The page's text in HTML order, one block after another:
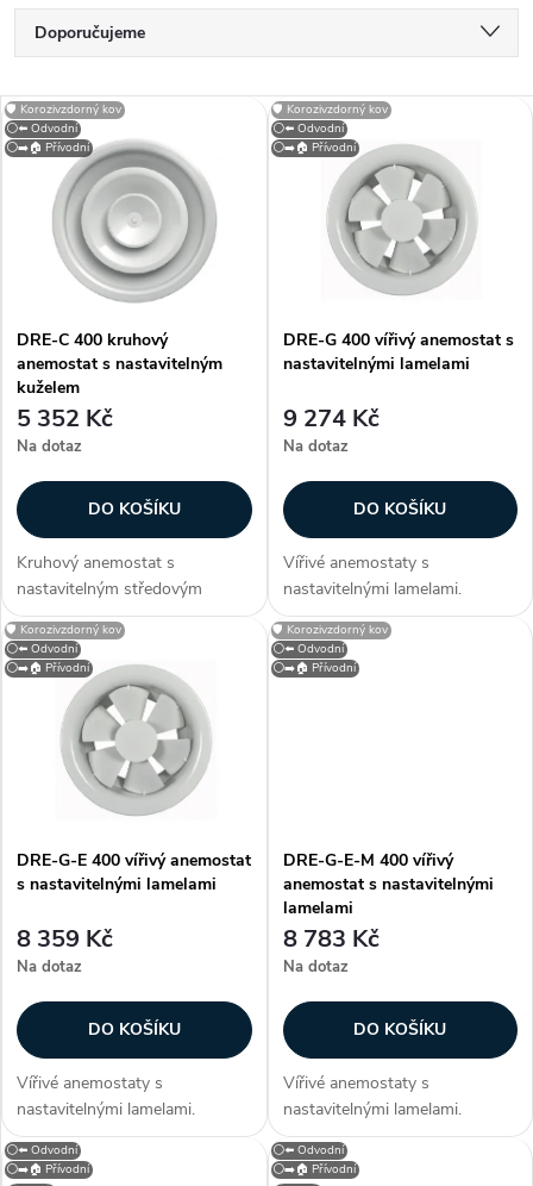
Ř
a
z
í
p
r
o
d
u
k
Doporučujeme
Nejdražší
Nejprodávanější
Abecedně
V
s
p
r
o
d
u
ů
⚪⬅️ Odvodní
⚪➡️🏠 Přívodní
🛡️ Korozivzdorný kov
DRE-C 400 kruhový
anemostat s nastavitelným
kuželem
5 352 Kč
Na dotaz
DO KOŠÍKU
Kruhový anemostat s
nastavitelným středovým
kuželem. Anemostat lze dodat
také v provedení se čtvercovou
deskou určenou pro kazetové
stropy (typ S). Konstrukce
Anemostat je...
⚪⬅️ Odvodní
⚪➡️🏠 Přívodní
🛡️ Korozivzdorný kov
DRE-G 400 vířivý anemostat s
nastavitelnými lamelami
9 274 Kč
Na dotaz
DO KOŠÍKU
Vířivé anemostaty s
nastavitelnými lamelami.
Konstrukce Anemostaty jsou
vyrobeny z hliníku, lamely z
ocelového plechu. Anemostat
⚪⬅️ Odvodní
⚪➡️🏠 Přívodní
🛡️ Korozivzdorný kov
DRE-G-E 400 vířivý anemostat
s nastavitelnými lamelami
8 359 Kč
Na dotaz
DO KOŠÍKU
Vířivé anemostaty s
nastavitelnými lamelami.
Konstrukce Anemostaty jsou
vyrobeny z hliníku, lamely z
⚪⬅️ Odvodní
⚪➡️🏠 Přívodní
🛡️ Korozivzdorný kov
DRE-G-E-M 400 vířivý
anemostat s nastavitelnými
lamelami
8 783 Kč
Na dotaz
DO KOŠÍKU
Vířivé anemostaty s
nastavitelnými lamelami.
Konstrukce Anemostaty jsou
vyrobeny z hliníku, lamely z
⚪⬅️ Odvodní
⚪➡️🏠 Přívodní
⚪⬅️ Odvodní
⚪➡️🏠 Přívodní